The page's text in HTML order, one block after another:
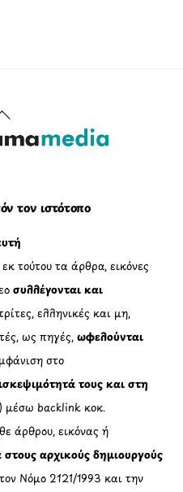
Back
To
τον ιστότοπο
τούτου τα άρθρα, εικόνες
συλλέγονται και
ελληνικές και μη,
ως πηγές,ωφελούνται
στο
τους και στη
μέσω backlink κοκ.
άρθρου, εικόνας ή
αρχικούς δημιουργούς
Νόμο 2121/1993 και την